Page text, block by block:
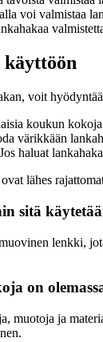
voi valmistaa
voit
koukun kokoja
värikkään
Jos haluat
lähes
sitä
lenkki,
on
muotoja ja